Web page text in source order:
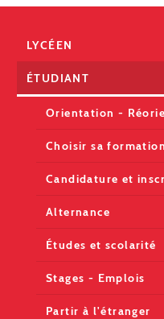
LYCÉEN
ÉTUDIANT
Orientation -
Choisir sa formation
Candidature et
Alternance
Études et scolarité
Stages - Emplois
Partir à l'étranger